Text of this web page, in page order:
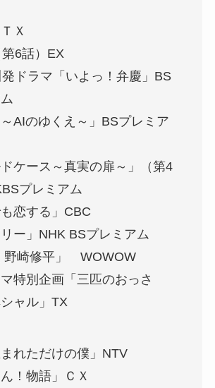
Ｘ
6話）EX
ドラマ「いよっ！弁慶」BS
～AIのゆくえ～」BSプレミア
ドケース～真実の扉～」（第4
プレミアム
も恋する」CBC
リー」NHK BSプレミアム
野崎修平」 WOWOW
特別企画「三匹のおっさ
ャル」TX
まれただけの僕」NTV
ん！物語」ＣＸ